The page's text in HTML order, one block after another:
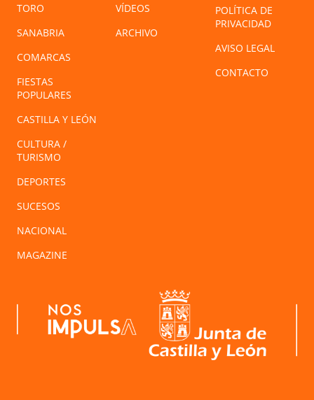
TORO
SANABRIA
COMARCAS
FIESTAS
POPULARES
CASTILLA Y LEÓN
CULTURA /
TURISMO
DEPORTES
SUCESOS
NACIONAL
MAGAZINE
VÍDEOS
ARCHIVO
POLÍTICA DE
PRIVACIDAD
AVISO LEGAL
CONTACTO